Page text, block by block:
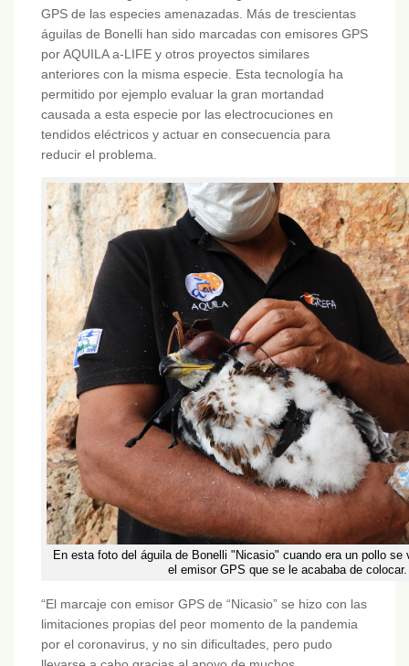
GPS de las especies amenazadas. Más de trescientas
águilas de Bonelli han sido marcadas con emisores GPS
por AQUILA a-LIFE y otros proyectos similares
anteriores con la misma especie. Esta tecnología ha
permitido por ejemplo evaluar la gran mortandad
causada a esta especie por las electrocuciones en
tendidos eléctricos y actuar en consecuencia para
reducir el problema.
En esta foto del águila de Bonelli "Nicasio" cuando era un pollo se
el emisor GPS que se le acababa de colocar.
“El marcaje con emisor GPS de “Nicasio” se hizo con las
limitaciones propias del peor momento de la pandemia
por el coronavirus, y no sin dificultades, pero pudo